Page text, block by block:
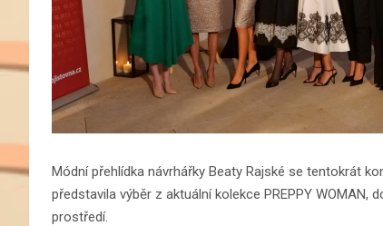
Módní přehlídka návrhářky Beaty Rajské se tentokrát
představila výběr z aktuální kolekce PREPPY
prostředí.